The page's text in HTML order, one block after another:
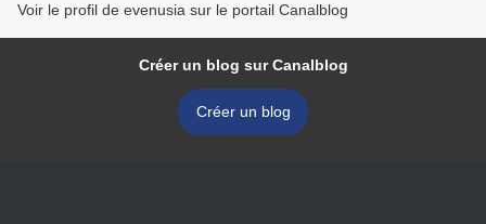
Voir le profil de evenusia sur le portail Canalblog
Créer un blog sur Canalblog
Créer un blog